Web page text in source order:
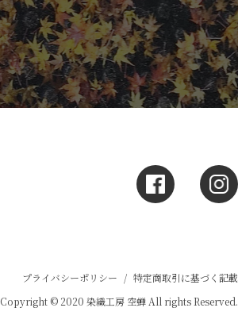
プライバシーポリシー / 特定商取引に基づく記載
Copyright © 2020 染織工房 空蝉 All rights Reserved.